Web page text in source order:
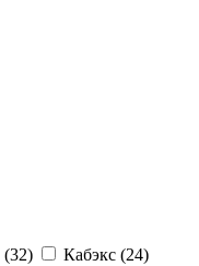
(32) Кабэкс (24)